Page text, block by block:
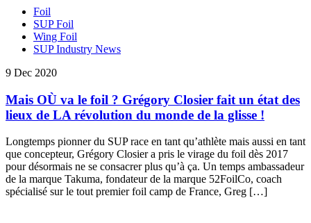
Foil
SUP Foil
Wing Foil
SUP Industry News
9 Dec 2020
Mais OÙ va le foil ? Grégory Closier fait un état des
lieux de LA révolution du monde de la glisse !
Longtemps pionner du SUP race en tant qu’athlète mais aussi en tant
que concepteur, Grégory Closier a pris le virage du foil dès 2017
pour désormais ne se consacrer plus qu’à ça. Un temps ambassadeur
de la marque Takuma, fondateur de la marque 52FoilCo, coach
spécialisé sur le tout premier foil camp de France, Greg […]